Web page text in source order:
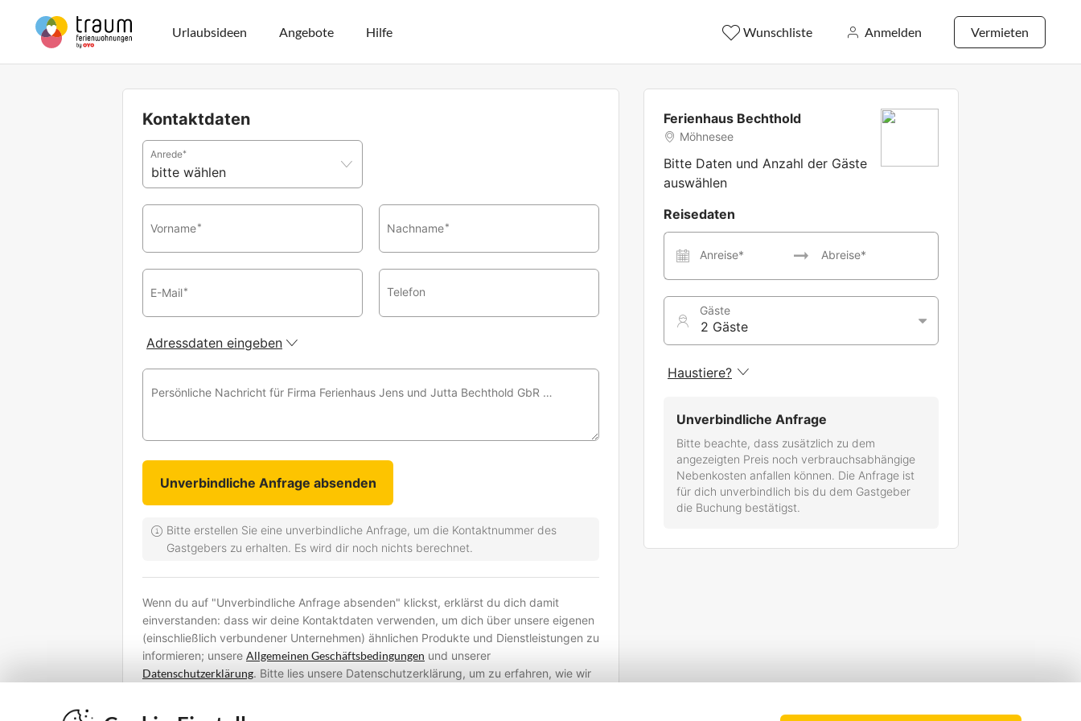
Urlaubsideen Angebote Hilfe Wunschliste Anmelden Vermieten
Kontaktdaten
Anrede*
Vorname* Nachname*
E-Mail* Telefon
Adressdaten eingeben
Persönliche Nachricht für Firma Ferienhaus Jens und Jutta Bechthold GbR - Herr Jens Bechthold
Bitte erstellen Sie eine unverbindliche Anfrage, um die Kontaktnummer des
Gastgebers zu erhalten. Es wird dir noch nichts berechnet.
Wenn du auf "Unverbindliche Anfrage absenden" klickst, erklärst du dich damit
einverstanden: dass wir deine Kontaktdaten verwenden, um dich über unsere eigenen
(einschließlich verbundener Unternehmen) ähnlichen Produkte und Dienstleistungen zu
informieren; unsere Allgemeinen Geschäftsbedingungen und unserer
Datenschutzerklärung. Bitte lies unsere Datenschutzerklärung, um zu erfahren, wie wir
Ferienhaus Bechthold
Möhnesee
Bitte Daten und Anzahl der Gäste
auswählen
Reisedaten
Anreise* Abreise*
Gäste
2 Gäste
Haustiere?
Unverbindliche Anfrage
Bitte beachte, dass zusätzlich zu dem
angezeigten Preis noch verbrauchsabhängige
Nebenkosten anfallen können. Die Anfrage ist
für dich unverbindlich bis du dem Gastgeber
die Buchung bestätigst.